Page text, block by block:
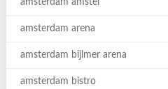
amsterdam amstel
amsterdam arena
amsterdam bijlmer arena
amsterdam bistro